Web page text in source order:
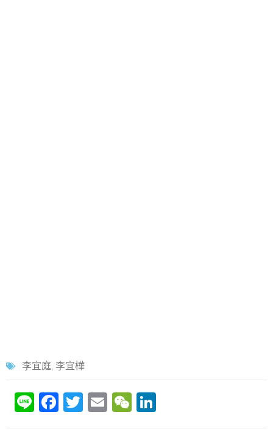
李宜庭, 李宜樺
Li F
T
E
W